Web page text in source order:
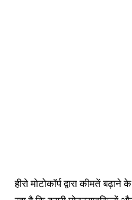
हीरो मोटोकॉर्प द्वारा कीमतें